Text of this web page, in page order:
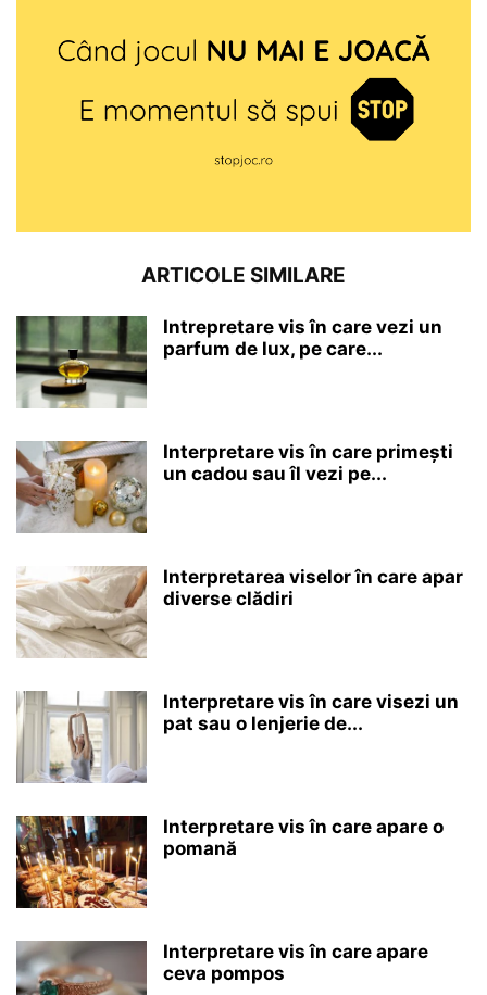
ARTICOLE SIMILARE
Intrepretare vis în care vezi un
parfum de lux, pe care...
Interpretare vis în care primești
un cadou sau îl vezi pe...
Interpretarea viselor în care apar
diverse clădiri
Interpretare vis în care visezi un
pat sau o lenjerie de...
Interpretare vis în care apare o
pomană
Interpretare vis în care apare
ceva pompos